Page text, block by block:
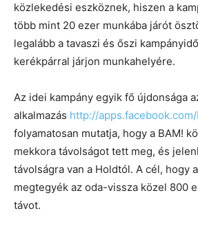
közlekedési eszköznek, hiszen a
több mint 20 ezer munkába járót
legalább a tavaszi és őszi
kerékpárral járjon munkahelyére.
Az idei kampány egyik fő újdonsága
alkalmazás http://
folyamatosan mutatja, hogy a BAM!
mekkora távolságot tett meg, és
távolságra van a Holdtól. A cél, hogy
megtegyék az oda-vissza közel 800
távot.